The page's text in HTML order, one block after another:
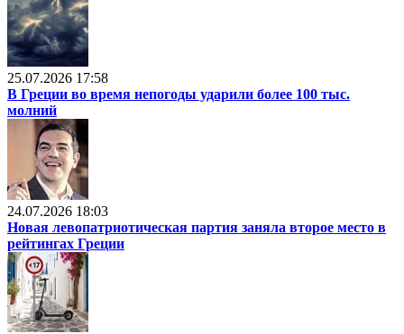
25.07.2026 17:58
В Греции во время непогоды ударили более 100 тыс.
молний
24.07.2026 18:03
Новая левопатриотическая партия заняла второе место в
рейтингах Греции